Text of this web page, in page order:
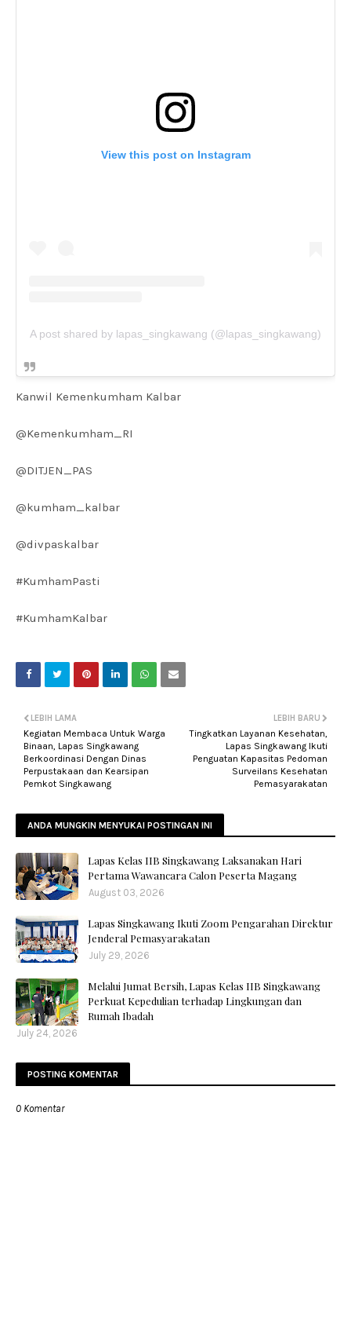
View this post on Instagram
A post shared by lapas_singkawang (@lapas_singkawang)
Kanwil Kemenkumham Kalbar
@Kemenkumham_RI
@DITJEN_PAS
@kumham_kalbar
@divpaskalbar
#KumhamPasti
#KumhamKalbar
LEBIH BARU
Tingkatkan Layanan Kesehatan,
Lapas Singkawang Ikuti
Penguatan Kapasitas Pedoman
Surveilans Kesehatan
Pemasyarakatan
LEBIH LAMA
Kegiatan Membaca Untuk Warga
Binaan, Lapas Singkawang
Berkoordinasi Dengan Dinas
Perpustakaan dan Kearsipan
Pemkot Singkawang
ANDA MUNGKIN MENYUKAI POSTINGAN INI
Lapas Kelas IIB Singkawang Laksanakan Hari
Pertama Wawancara Calon Peserta Magang
August 03, 2026
Lapas Singkawang Ikuti Zoom Pengarahan Direktur
Jenderal Pemasyarakatan
July 29, 2026
Melalui Jumat Bersih, Lapas Kelas IIB Singkawang
Perkuat Kepedulian terhadap Lingkungan dan
Rumah Ibadah
July 24, 2026
POSTING KOMENTAR
0 Komentar